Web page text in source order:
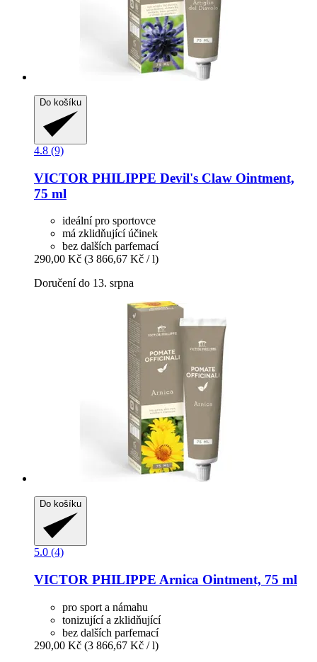
Do košíku
4.8 (9)
VICTOR PHILIPPE Devil's Claw Ointment,
75 ml
ideální pro sportovce
má zklidňující účinek
bez dalších parfemací
290,00 Kč (3 866,67 Kč / l)
Doručení do 13. srpna
Do košíku
5.0 (4)
VICTOR PHILIPPE Arnica Ointment, 75 ml
pro sport a námahu
tonizující a zklidňující
bez dalších parfemací
290,00 Kč (3 866,67 Kč / l)